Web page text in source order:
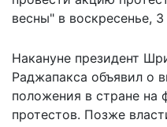
весны" в воскресенье, 3
Накануне президент
Раджапакса объявил о
положения в стране на
протестов. Позже